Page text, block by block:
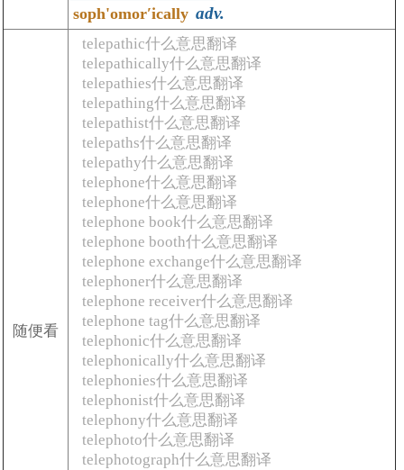
soph'omorʹically adv.
随便看
telepathic什么意思翻译
telepathically什么意思翻译
telepathies什么意思翻译
telepathing什么意思翻译
telepathist什么意思翻译
telepaths什么意思翻译
telepathy什么意思翻译
telephone什么意思翻译
telephone什么意思翻译
telephone book什么意思翻译
telephone booth什么意思翻译
telephone exchange什么意思翻译
telephoner什么意思翻译
telephone receiver什么意思翻译
telephone tag什么意思翻译
telephonic什么意思翻译
telephonically什么意思翻译
telephonies什么意思翻译
telephonist什么意思翻译
telephony什么意思翻译
telephoto什么意思翻译
telephotograph什么意思翻译